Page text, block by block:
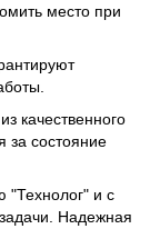
место при
качественного
за состояние
"Технолог" и с
Надежная